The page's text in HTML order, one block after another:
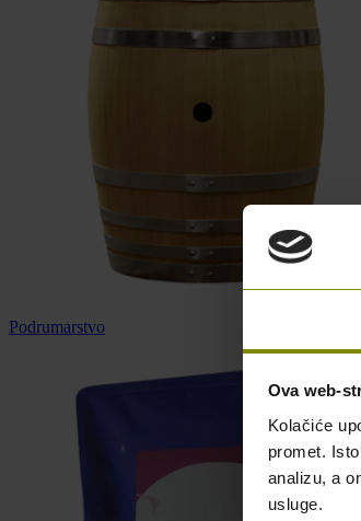
Ova web-
Kolačiće
promet.
analizu, a
usluge.
Podrumarstvo